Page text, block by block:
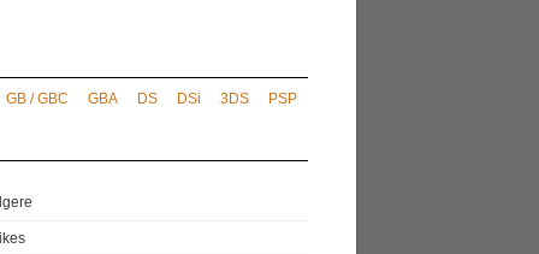
GB / GBC GBA DS DSi 3DS PSP
likes